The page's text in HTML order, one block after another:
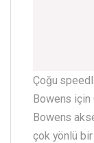
Çoğu
Bowens için
Bowens
çok yönlü bir